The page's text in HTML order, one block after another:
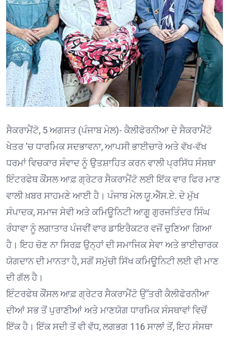
ਸੈਕਰਾਮੈਂਟੋ, 5 ਅਗਸਤ (ਪੰਜਾਬ ਮੇਲ)- ਕੈਲੀਫੋਰਨੀਆ ਦੇ ਸੈਕਰਾਮੈਂਟੋ
ਖੇਤਰ ‘ਚ ਧਾਰਮਿਕ ਸਦਭਾਵਨਾ, ਆਪਸੀ ਭਾਈਚਾਰੇ ਅਤੇ ਵੱਖ-ਵੱਖ
ਧਰਮਾਂ ਵਿਚਕਾਰ ਸੰਵਾਦ ਨੂੰ ਉਤਸ਼ਾਹਿਤ ਕਰਨ ਵਾਲੀ ਪ੍ਰਸਿੱਧ ਸੰਸਥਾ
ਇੰਟਰਫੇਥ ਕੌਂਸਲ ਆਫ਼ ਗ੍ਰੇਟਰ ਸੈਕਰਾਮੈਂਟੋ ਲਈ ਇੱਕ ਵਾਰ ਫਿਰ ਮਾਣ
ਵਾਲੀ ਖ਼ਬਰ ਸਾਹਮਣੇ ਆਈ ਹੈ। ਪੰਜਾਬ ਮੇਲ ਯੂ.ਐੱਸ.ਏ. ਦੇ ਮੁੱਖ
ਸੰਪਾਦਕ, ਸਮਾਜ ਸੇਵੀ ਅਤੇ ਕਮਿਊਨਿਟੀ ਆਗੂ ਗੁਰਜਤਿੰਦਰ ਸਿੰਘ
ਰੰਧਾਵਾ ਨੂੰ ਲਗਾਤਾਰ ਪੰਜਵੀਂ ਵਾਰ ਡਾਇਰੈਕਟਰ ਵਜੋਂ ਚੁਣਿਆ ਗਿਆ
ਹੈ। ਇਹ ਚੋਣ ਨਾ ਸਿਰਫ਼ ਉਨ੍ਹਾਂ ਦੀ ਸਮਾਜਿਕ ਸੇਵਾ ਅਤੇ ਭਾਈਚਾਰਕ
ਯੋਗਦਾਨ ਦੀ ਮਾਨਤਾ ਹੈ, ਸਗੋਂ ਸਮੁੱਚੀ ਸਿੱਖ ਕਮਿਊਨਿਟੀ ਲਈ ਵੀ ਮਾਣ
ਦੀ ਗੱਲ ਹੈ।
ਇੰਟਰਫੇਥ ਕੌਂਸਲ ਆਫ਼ ਗ੍ਰੇਟਰ ਸੈਕਰਾਮੈਂਟੋ ਉੱਤਰੀ ਕੈਲੀਫੋਰਨੀਆ
ਦੀਆਂ ਸਭ ਤੋਂ ਪੁਰਾਣੀਆਂ ਅਤੇ ਮਾਣਯੋਗ ਧਾਰਮਿਕ ਸੰਸਥਾਵਾਂ ਵਿਚੋਂ
ਇੱਕ ਹੈ। ਇੱਕ ਸਦੀ ਤੋਂ ਵੀ ਵੱਧ, ਲਗਭਗ 116 ਸਾਲਾਂ ਤੋਂ, ਇਹ ਸੰਸਥਾ